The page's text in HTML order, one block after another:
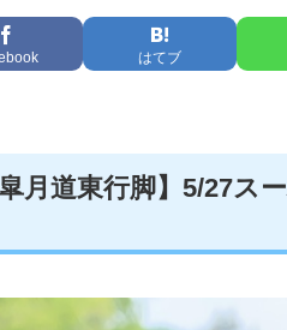
はてブ
月道東行脚】5/27ス